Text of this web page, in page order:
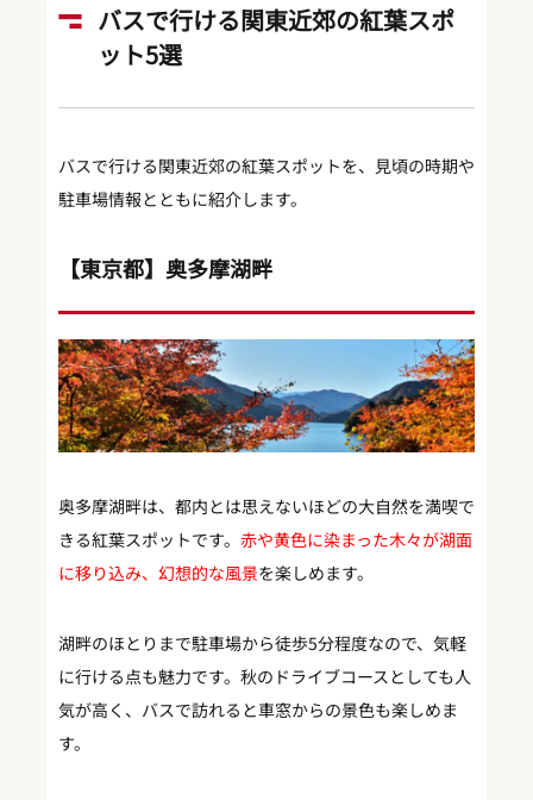
バスで行ける関東近郊の紅葉スポ
ット5選
バスで行ける関東近郊の紅葉スポットを、見頃の時期や
駐車場情報とともに紹介します。
【東京都】奥多摩湖畔
奥多摩湖畔は、都内とは思えないほどの大自然を満喫で
きる紅葉スポットです。 赤や黄色に染まった木々が湖面
に移り込み、幻想的な風景を楽しめます。
湖畔のほとりまで駐車場から徒歩5分程度なので、気軽
に行ける点も魅力です。秋のドライブコースとしても人
気が高く、バスで訪れると車窓からの景色も楽しめま
す。